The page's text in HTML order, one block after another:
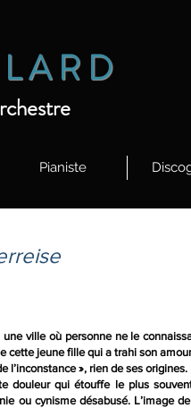
A R D
Pianiste
ville où personne ne le
cette jeune fille qui a trahi son
l’inconstance », rien de ses
douleur qui étouffe le plus
ou cynisme désabusé. L’image